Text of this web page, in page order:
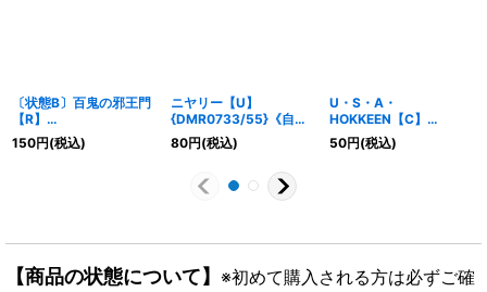
〔状態B〕百鬼の邪王門
【R】
{24EX3TF14/TF46}
《多》
150円(税込)
ニヤリー【U】
{DMR0733/55}《自
然》
80円(税込)
U・S・A・
HOKKEEN【C】
{22RP167/74}《火》
50円(税込)
【商品の状態について】 ※初めて購入される方は必ずご確